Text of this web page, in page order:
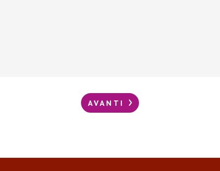
AVANTI